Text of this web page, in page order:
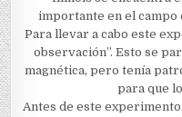
importante en el
Para llevar a cabo este
observación”. Esto se
magnética, pero tenía
para que
Antes de este